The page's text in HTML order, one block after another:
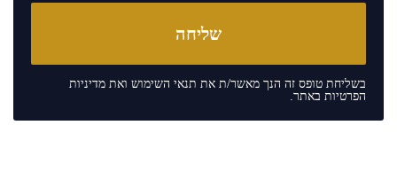
בשליחת טופס זה הנך מאשר/ת את תנאי השימוש ואת מדיניות
הפרטיות באתר.